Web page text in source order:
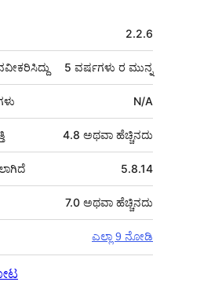
2.2.6
5 ವರ್ಷಗಳು ರ ಮುನ್ನ
N/A
4.8 ಅಥವಾ ಹೆಚ್ಚಿನದು
5.8.14
7.0 ಅಥವಾ ಹೆಚ್ಚಿನದು
ಎಲ್ಲಾ 9 ನೋಡಿ